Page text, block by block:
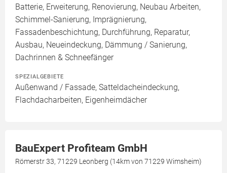
Batterie, Erweiterung, Renovierung, Neubau Arbeiten,
Schimmel-Sanierung, Imprägnierung,
Fassadenbeschichtung, Durchführung, Reparatur,
Ausbau, Neueindeckung, Dämmung / Sanierung,
Dachrinnen & Schneefänger
SPEZIALGEBIETE
Außenwand / Fassade, Satteldacheindeckung,
Flachdacharbeiten, Eigenheimdächer
BauExpert Profiteam GmbH
Römerstr 33, 71229 Leonberg (14km von 71229 Wimsheim)